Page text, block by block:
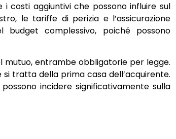
costi aggiuntivi che possono influire sul
le tariffe di perizia e l’assicurazione
budget complessivo, poiché possono
mutuo, entrambe obbligatorie per legge.
si tratta della prima casa dell’acquirente.
incidere significativamente sulla